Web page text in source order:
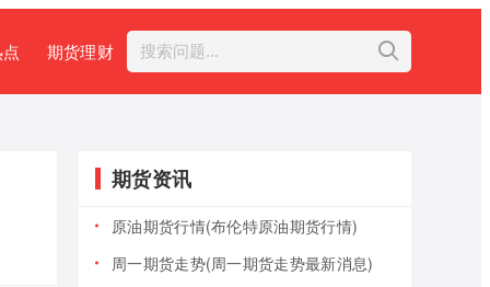
期货理财
期货资讯
原油期货行情(布伦特原油期货行情)
周一期货走势(周一期货走势最新消息)